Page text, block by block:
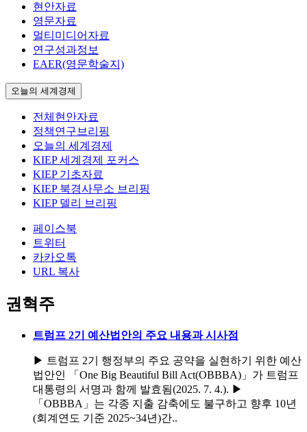
현안자료
영문자료
멀티미디어자료
연구성과정보
EAER(영문학술지)
오늘의 세계경제
전체현안자료
정책연구브리핑
오늘의 세계경제
KIEP 세계경제 포커스
KIEP 기초자료
KIEP 북경사무소 브리핑
KIEP 델리 브리핑
페이스북
트위터
카카오톡
URL 복사
권혁주
트럼프 2기 예산법안의 주요 내용과 시사점
▶ 트럼프 2기 행정부의 주요 공약을 실현하기 위한 예산
법안인 「One Big Beautiful Bill Act(OBBBA)」가 트럼프
대통령의 서명과 함께 발효됨(2025. 7. 4.). ▶
「OBBBA」는 각종 지출 감축에도 불구하고 향후 10년
(회계연도 기준 2025~34년)간..